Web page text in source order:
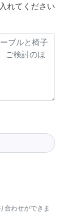
れてください
合わせができま